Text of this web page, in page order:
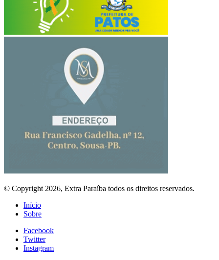
© Copyright 2026, Extra Paraíba todos os direitos reservados.
Início
Sobre
Facebook
Twitter
Instagram